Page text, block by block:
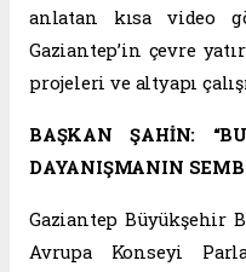
anlatan kısa video
Gaziantep’in çevre
projeleri ve altyapı
BAŞKAN ŞAHİN:
DAYANIŞMANIN
Gaziantep Büyükşehir
Avrupa Konseyi